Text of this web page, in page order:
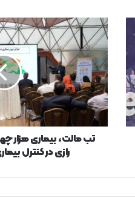
ت
ب
م
ا
ل
ت
،
ب
ی
ی
تب مالت، بیماری هزار
رازی در کنترل